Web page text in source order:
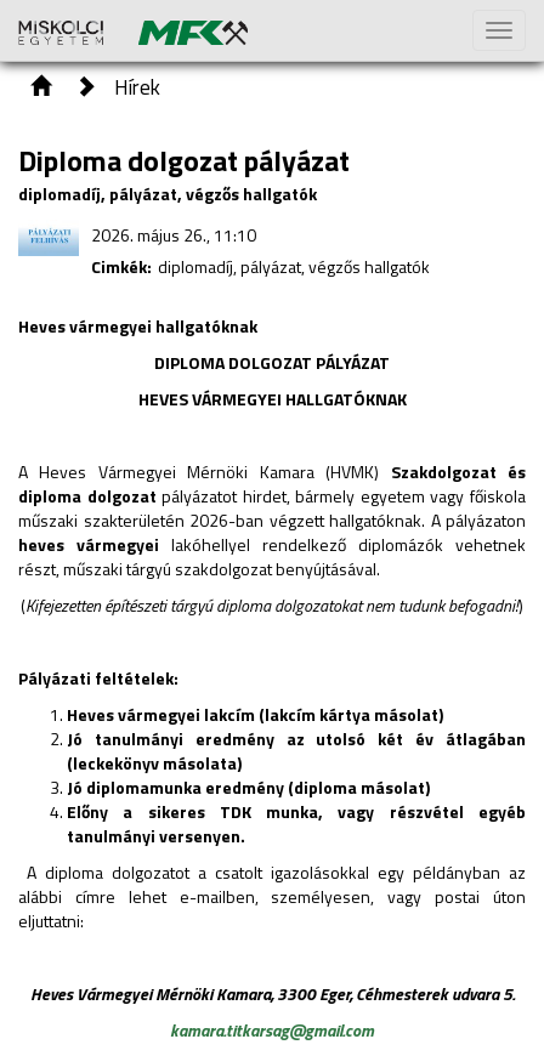
Toggle
Hírek
Diploma dolgozat pályázat
diplomadíj, pályázat, végzős hallgatók
2026. május 26., 11:10
Cimkék: diplomadíj, pályázat, végzős hallgatók
Heves vármegyei hallgatóknak
DIPLOMA DOLGOZAT PÁLYÁZAT
HEVES VÁRMEGYEI HALLGATÓKNAK
A Heves Vármegyei Mérnöki Kamara (HVMK) Szakdolgozat és
diploma dolgozat pályázatot hirdet, bármely egyetem vagy főiskola
műszaki szakterületén 2026-ban végzett hallgatóknak. A pályázaton
heves vármegyei lakóhellyel rendelkező diplomázók vehetnek
részt, műszaki tárgyú szakdolgozat benyújtásával.
(Kifejezetten építészeti tárgyú diploma dolgozatokat nem tudunk befogadni!)
Pályázati feltételek:
Heves vármegyei lakcím (lakcím kártya másolat)
Jó tanulmányi eredmény az utolsó két év átlagában
(leckekönyv másolata)
Jó diplomamunka eredmény (diploma másolat)
Előny a sikeres TDK munka, vagy részvétel egyéb
tanulmányi versenyen.
A diploma dolgozatot a csatolt igazolásokkal egy példányban az
alábbi címre lehet e-mailben, személyesen, vagy postai úton
eljuttatni:
Heves Vármegyei Mérnöki Kamara, 3300 Eger, Céhmesterek udvara 5.
kamara.titkarsag@gmail.com